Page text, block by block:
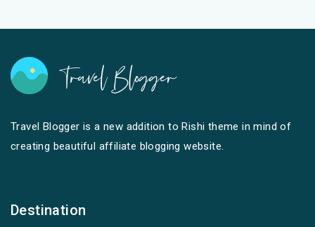
Travel Blogger is a new addition to Rishi theme in mind of
creating beautiful affiliate blogging website.
Destination